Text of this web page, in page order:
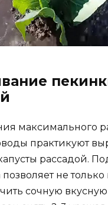
максимального
практикуют
рассадой.
позволяет не
сочную